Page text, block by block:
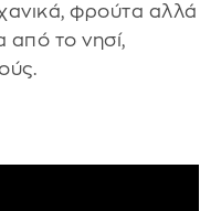
φρούτα αλλά
από το νησί,